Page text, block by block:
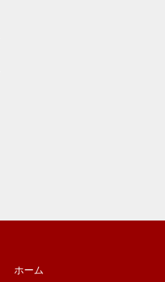
ホーム